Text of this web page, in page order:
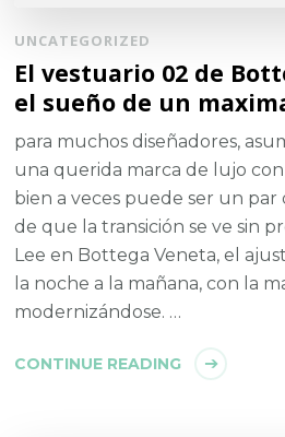
UNCATEGORIZED
El vestuario 02 de
el sueño de un
para muchos diseñadores,
una querida marca de lujo con
bien a veces puede ser un
de que la transición se ve sin
Lee en Bottega Veneta, el
la noche a la mañana, con la
modernizándose. …
CONTINUE READING